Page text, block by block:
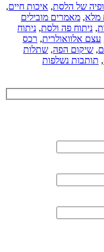
של הלסת, איכות חיים,
מלא, מאמרים מובילים
, ניתוח פה ולסת, ניתוח
עצם אלוואולרית, רכס
, שיקום הפה, שתלות
, תותבות נשלפות